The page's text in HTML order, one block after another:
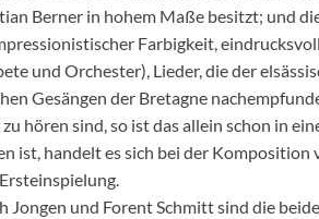
Berner in hohem Maße besitzt; und
Farbigkeit,
und Orchester), Lieder, die der
Gesängen der Bretagne
hören sind, so ist das allein schon in
ist, handelt es sich bei der
Jongen und Forent Schmitt sind die